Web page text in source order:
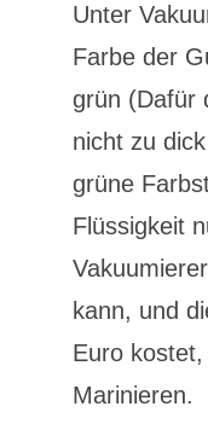
Unter
Farbe der
grün (Dafür
nicht zu
grüne
Flüssigkeit
kann, und
Euro
Marinieren.